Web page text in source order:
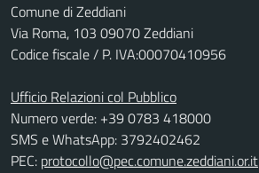
Comune di Zeddiani
Via Roma, 103 09070 Zeddiani
Codice fiscale / P. IVA:00070410956
Ufficio Relazioni col Pubblico
Numero verde: +39 0783 418000
SMS e WhatsApp: 3792402462
PEC: protocollo@pec.comune.zeddiani.or.it